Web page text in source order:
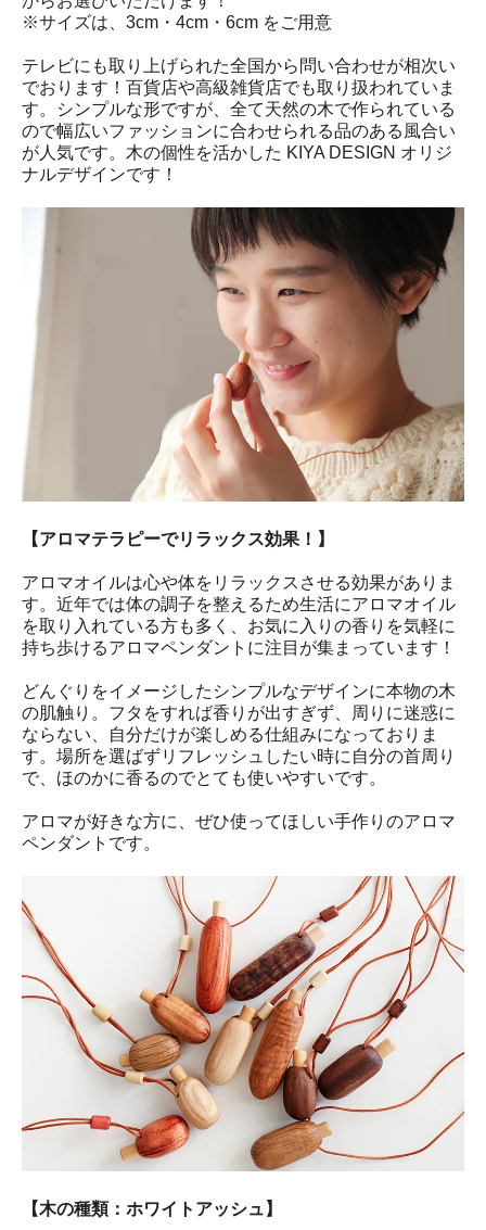
※サイズは、3cm・4cm・6cm をご用意
テレビにも取り上げられた全国から問い合わせが相次い
でおります！百貨店や高級雑貨店でも取り扱われていま
す。シンプルな形ですが、全て天然の木で作られている
ので幅広いファッションに合わせられる品のある風合い
が人気です。木の個性を活かした KIYA DESIGN オリジ
ナルデザインです！
【アロマテラピーでリラックス効果！】
アロマオイルは心や体をリラックスさせる効果がありま
す。近年では体の調子を整えるため生活にアロマオイル
を取り入れている方も多く、お気に入りの香りを気軽に
持ち歩けるアロマペンダントに注目が集まっています！
どんぐりをイメージしたシンプルなデザインに本物の木
の肌触り。フタをすれば香りが出すぎず、周りに迷惑に
ならない、自分だけが楽しめる仕組みになっておりま
す。場所を選ばずリフレッシュしたい時に自分の首周り
で、ほのかに香るのでとても使いやすいです。
アロマが好きな方に、ぜひ使ってほしい手作りのアロマ
ペンダントです。
【木の種類：ホワイトアッシュ】